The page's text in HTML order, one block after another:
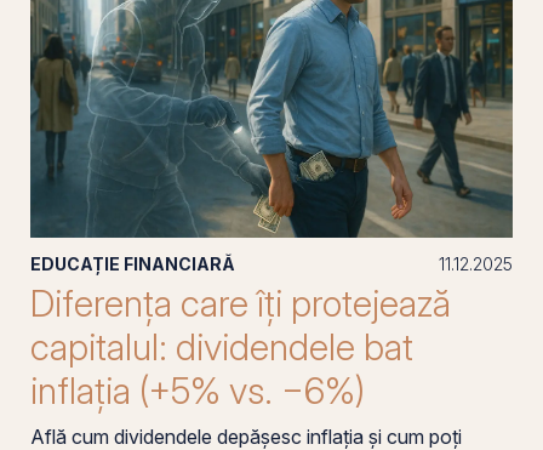
EDUCAȚIE FINANCIARĂ 11.12.2025
Diferența care îți protejează
capitalul: dividendele bat
inflația (+5% vs. −6%)
Află cum dividendele depășesc inflația și cum poți